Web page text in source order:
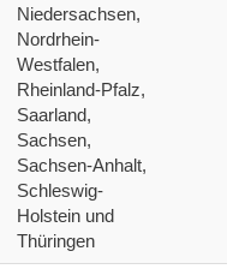
Niedersachsen,
Nordrhein-
Westfalen,
Rheinland-Pfalz,
Saarland,
Sachsen,
Sachsen-Anhalt,
Schleswig-
Holstein und
Thüringen